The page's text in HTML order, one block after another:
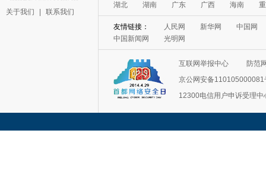
关于我们 联系我们
湖北
湖南 广东 广西 海南
友情链接： 人民网 新华网
中国网
中国新闻网
光明网
互联网举报中心
防范
京公网安备110105000081
12300电信用户申诉受理中